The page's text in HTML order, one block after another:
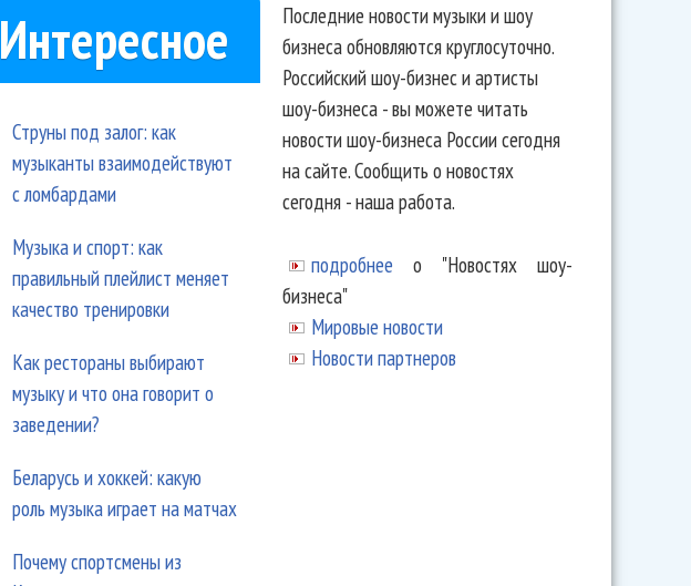
Интересное
Струны под залог: как
музыканты взаимодействуют
с ломбардами
Музыка и спорт: как
правильный плейлист меняет
качество тренировки
Как рестораны выбирают
музыку и что она говорит о
заведении?
Беларусь и хоккей: какую
роль музыка играет на матчах
Почему спортсмены из
Последние новости музыки и шоу
бизнеса обновляются круглосуточно.
Российский шоу-бизнес и артисты
шоу-бизнеса - вы можете читать
новости шоу-бизнеса России сегодня
на сайте. Сообщить о новостях
сегодня - наша работа.
подробнее о "Новостях шоу-
бизнеса"
Мировые новости
Новости партнеров